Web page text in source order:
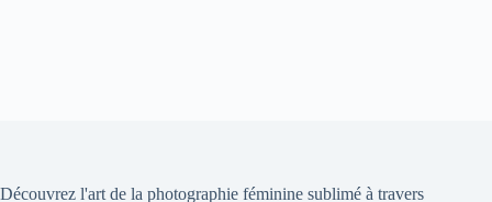
Découvrez l'art de la photographie féminine sublimé à travers